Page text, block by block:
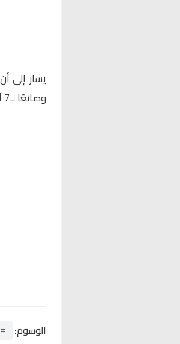
وصانعًا لـ7 آخرين، ليصل مجموع مساهماته التهديفية إلى 36.
الوسوم: #mobile